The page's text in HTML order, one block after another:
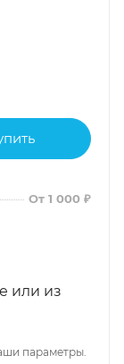
От 1 000 ₽
или из
параметры.